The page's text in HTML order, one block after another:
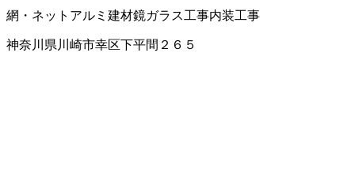
網・ネット アルミ建材鏡ガラス工事内装工事
神奈川県川崎市幸区下平間２６５